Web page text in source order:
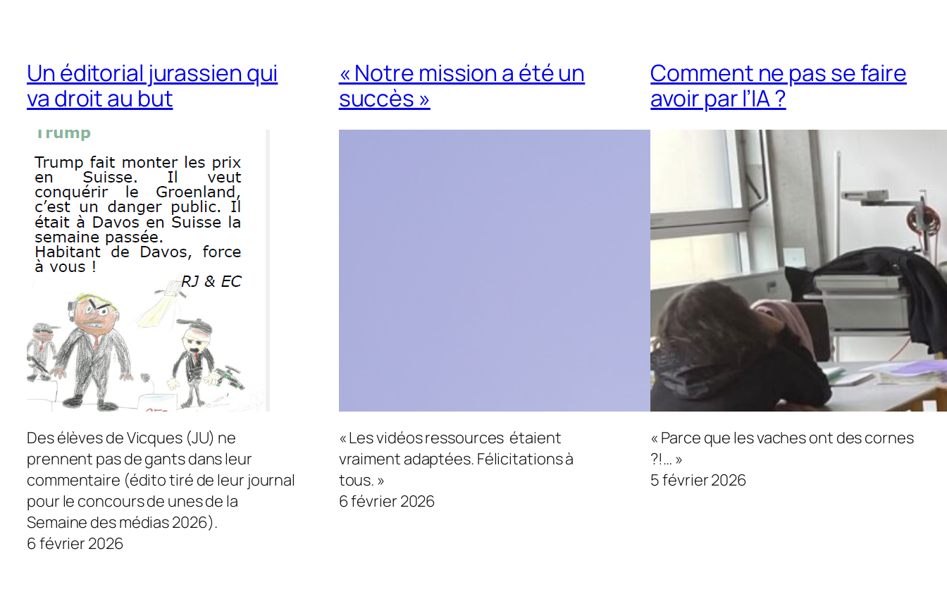
Un éditorial jurassien qui
va droit au but
Des élèves de Vicques (JU) ne
prennent pas de gants dans leur
commentaire (édito tiré de leur journal
pour le concours de unes de la
Semaine des médias 2026).
6 février 2026
« Notre mission a été un
succès »
« Les vidéos ressources étaient
vraiment adaptées. Félicitations à
tous. »
6 février 2026
Comment ne pas se faire
avoir par l’IA ?
« Parce que les vaches ont des cornes
?!… »
5 février 2026